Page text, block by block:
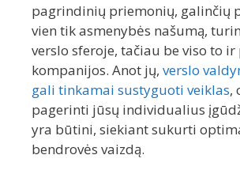
pagrindinių priemonių, galinčių
vien tik asmenybės našumą,
verslo sferoje, tačiau be viso to ir
kompanijos. Anot jų, verslo
gali tinkamai sustyguoti veiklas,
pagerinti jūsų individualius
yra būtini, siekiant sukurti
bendrovės vaizdą.